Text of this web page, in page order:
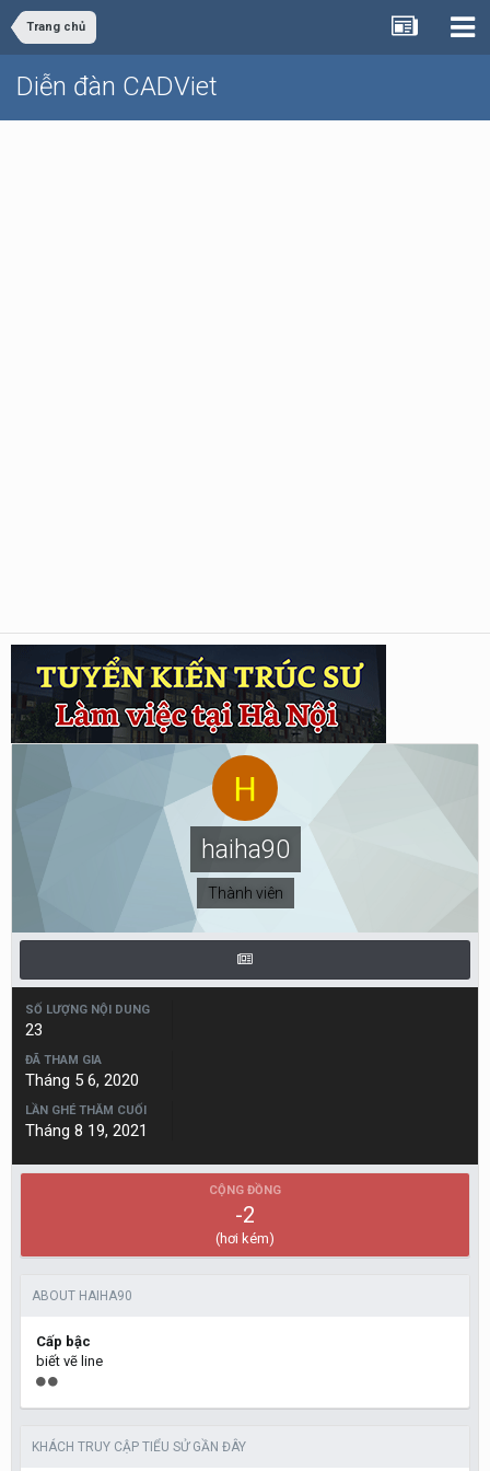
Trang chủ
Diễn đàn CADViet
haiha90
Thành viên
SỐ LƯỢNG NỘI DUNG
23
ĐÃ THAM GIA
Tháng 5 6, 2020
LẦN GHÉ THĂM CUỐI
Tháng 8 19, 2021
CỘNG ĐỒNG
-2
(hơi kém)
ABOUT HAIHA90
Cấp bậc
biết vẽ line
KHÁCH TRUY CẬP TIỂU SỬ GẦN ĐÂY